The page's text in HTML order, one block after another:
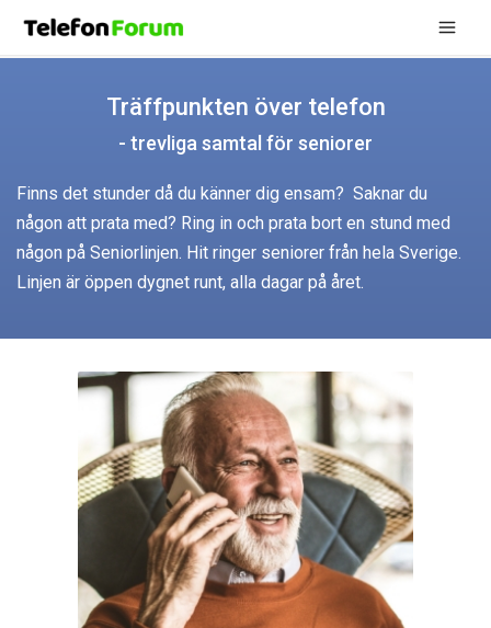
innehåll
Main
Träffpunkten över telefon
- trevliga samtal för seniorer
Finns det stunder då du känner dig ensam? Saknar du
någon att prata med? Ring in och prata bort en stund med
någon på Seniorlinjen. Hit ringer seniorer från hela Sverige.
Linjen är öppen dygnet runt, alla dagar på året.